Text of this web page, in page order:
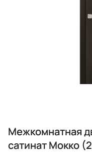
Межкомнатная
сатинат Мокко